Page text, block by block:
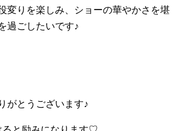
変りを楽しみ、ショーの華やかさを堪
過ごしたいです♪
がとうございます♪